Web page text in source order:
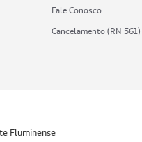
Fale Conosco
Cancelamento (RN 561)
Fluminense